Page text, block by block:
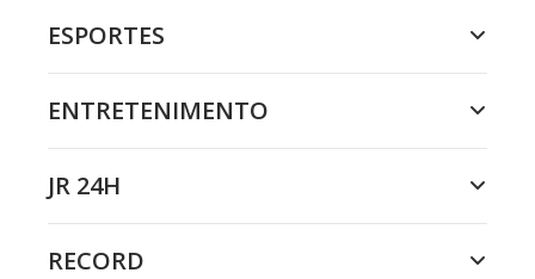
ESPORTES
ENTRETENIMENTO
JR 24H
RECORD